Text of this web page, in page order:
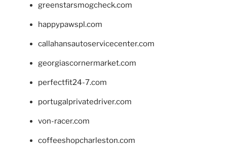
greenstarsmogcheck.com
happypawspl.com
callahansautoservicecenter.com
georgiascornermarket.com
perfectfit24-7.com
portugalprivatedriver.com
von-racer.com
coffeeshopcharleston.com